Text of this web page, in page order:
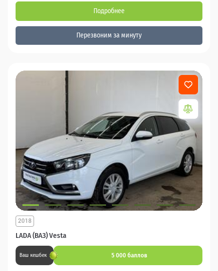
Подробнее
Перезвоним за минуту
LADA (ВАЗ) Vesta
2018
Ваш кешбек 5 000 баллов